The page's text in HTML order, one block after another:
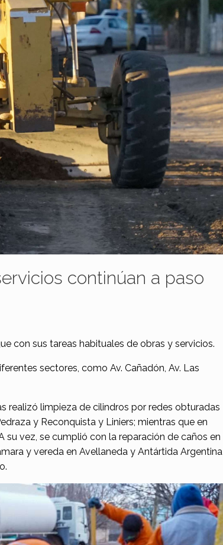
continúan a paso
con sus tareas habituales de obras y servicios.
sectores, como Av. Cañadón, Av. Las
realizó limpieza de cilindros por redes obturadas
y Reconquista y Liniers; mientras que en
vez, se cumplió con la reparación de caños en
y vereda en Avellaneda y Antártida Argentina